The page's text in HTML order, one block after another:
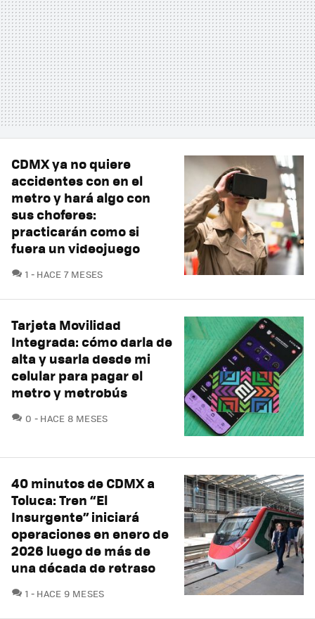
CDMX ya no quiere
accidentes con en el
metro y hará algo con
sus choferes:
practicarán como si
fuera un videojuego
1 COMENTARIOS
HACE 7 MESES
Tarjeta Movilidad
Integrada: cómo darla de
alta y usarla desde mi
celular para pagar el
metro y metrobús
0 COMENTARIOS
HACE 8 MESES
40 minutos de CDMX a
Toluca: Tren “El
Insurgente” iniciará
operaciones en enero de
2026 luego de más de
una década de retraso
1 COMENTARIOS
HACE 9 MESES